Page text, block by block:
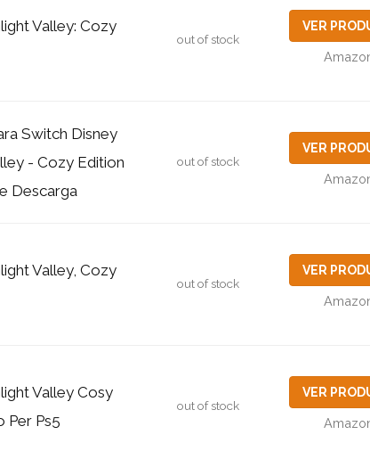
Valley: Cozy
out of stock
VER
Switch Disney
- Cozy Edition
Descarga
out of stock
VER
Valley, Cozy
out of stock
VER
Valley Cosy
Per Ps5
out of stock
VER